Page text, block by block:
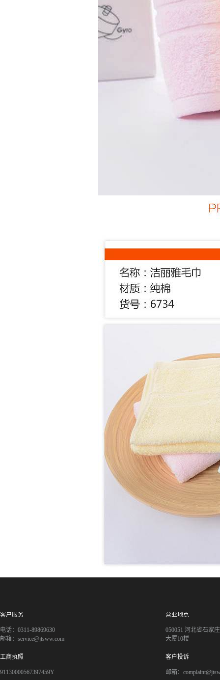
客户服务
电话：0311-89869630
邮箱：service@jtsww.com
营业地点
050051 河北省石家
大厦10楼
工商执照
91130000567397459Y
客户投诉
邮箱：